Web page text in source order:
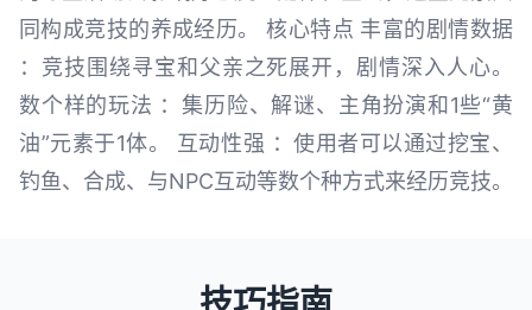
同构成竞技的养成经历。 核心特点 丰富的剧情数据
：竞技围绕寻宝和父亲之死展开，剧情深入人心。
数个样的玩法 ：集历险、解谜、主角扮演和1些“黄
油”元素于1体。 互动性强 ：使用者可以通过挖宝、
钓鱼、合成、与NPC互动等数个种方式来经历竞技。